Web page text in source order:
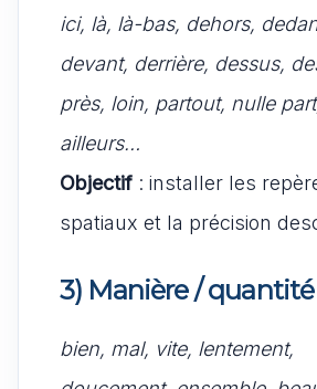
ici, là, là-bas, dehors,
devant, derrière, dessus,
près, loin, partout, nulle
ailleurs…
Objectif : installer les
spatiaux et la précision
3) Manière / quantité
bien, mal, vite, lentement,